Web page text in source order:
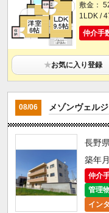
敷金：
1LDK /
仲介手
★お気に入り登録
08/06 メゾンヴェル
長野
築年
仲介
管理
イン